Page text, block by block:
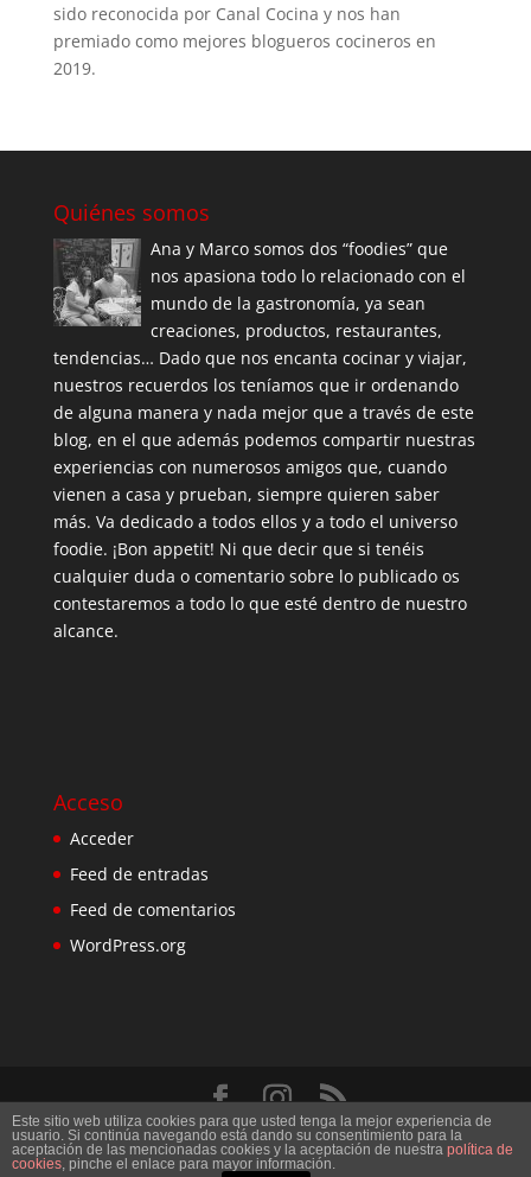
sido reconocida por Canal Cocina y nos han
premiado como mejores blogueros cocineros en
2019.
Quiénes somos
Ana y Marco somos dos “foodies” que
nos apasiona todo lo relacionado con el
mundo de la gastronomía, ya sean
creaciones, productos, restaurantes,
tendencias… Dado que nos encanta cocinar y viajar,
nuestros recuerdos los teníamos que ir ordenando
de alguna manera y nada mejor que a través de este
blog, en el que además podemos compartir nuestras
experiencias con numerosos amigos que, cuando
vienen a casa y prueban, siempre quieren saber
más. Va dedicado a todos ellos y a todo el universo
foodie. ¡Bon appetit! Ni que decir que si tenéis
cualquier duda o comentario sobre lo publicado os
contestaremos a todo lo que esté dentro de nuestro
alcance.
Acceso
Acceder
Feed de entradas
Feed de comentarios
WordPress.org
Diseñado porElegant Themes| Desarrollado por
WordPress
Este sitio web utiliza cookies para que usted tenga la mejor experiencia de
usuario. Si continúa navegando está dando su consentimiento para la
aceptación de las mencionadas cookies y la aceptación de nuestra política de
cookies, pinche el enlace para mayor información.